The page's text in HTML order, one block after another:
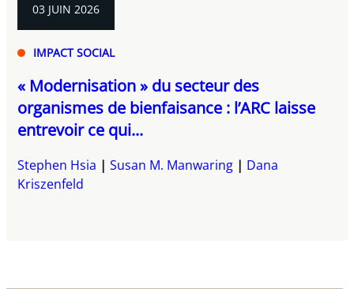
03 JUIN 2026
IMPACT SOCIAL
« Modernisation » du secteur des
organismes de bienfaisance : l’ARC laisse
entrevoir ce qui...
Stephen Hsia Susan M. Manwaring
Dana
Kriszenfeld